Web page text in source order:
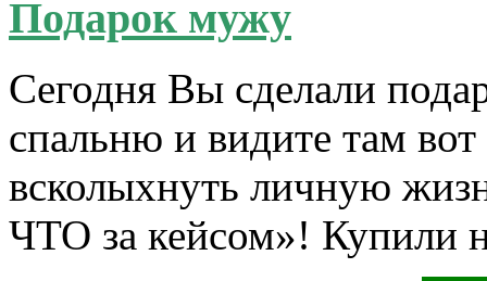
Подарок мужу
Сегодня Вы сделали
спальню и видите там
всколыхнуть личную
ЧТО за кейсом»! Купили